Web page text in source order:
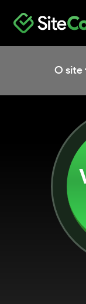
O site